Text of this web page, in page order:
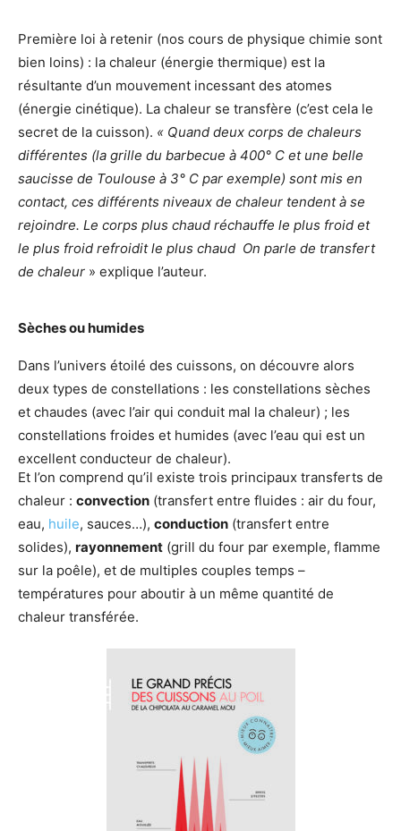
Première loi à retenir (nos cours de physique chimie sont
bien loins) : la chaleur (énergie thermique) est la
résultante d’un mouvement incessant des atomes
(énergie cinétique). La chaleur se transfère (c’est cela le
secret de la cuisson). « Quand deux corps de chaleurs
différentes (la grille du barbecue à 400° C et une belle
saucisse de Toulouse à 3° C par exemple) sont mis en
contact, ces différents niveaux de chaleur tendent à se
rejoindre. Le corps plus chaud réchauffe le plus froid et
le plus froid refroidit le plus chaud On parle de transfert
de chaleur » explique l’auteur.
Sèches ou humides
Dans l’univers étoilé des cuissons, on découvre alors
deux types de constellations : les constellations sèches
et chaudes (avec l’air qui conduit mal la chaleur) ; les
constellations froides et humides (avec l’eau qui est un
excellent conducteur de chaleur).
Et l’on comprend qu’il existe trois principaux transferts de
chaleur : convection (transfert entre fluides : air du four,
eau, huile, sauces…), conduction (transfert entre
solides), rayonnement (grill du four par exemple, flamme
sur la poêle), et de multiples couples temps –
températures pour aboutir à un même quantité de
chaleur transférée.